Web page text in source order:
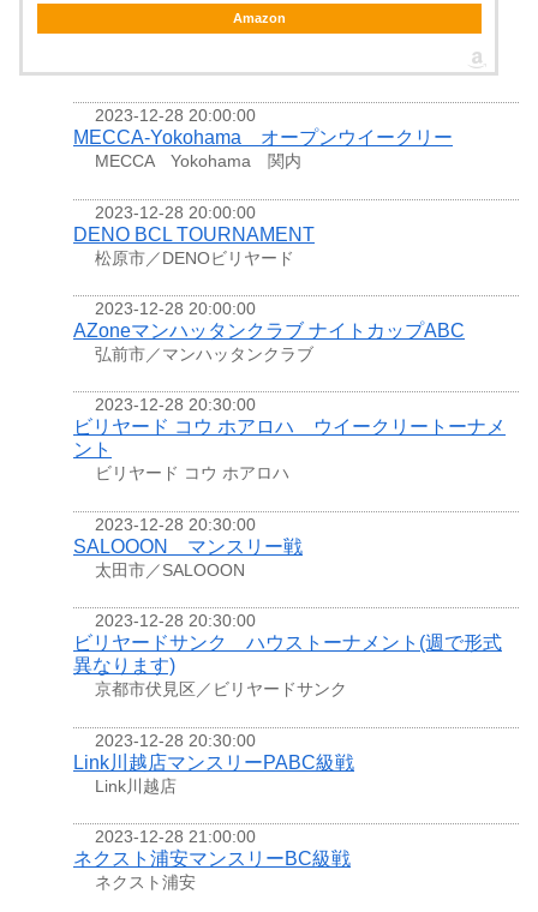
Amazon
2023-12-28 20:00:00
MECCA-Yokohama オープンウイークリー
MECCA Yokohama 関内
2023-12-28 20:00:00
DENO BCL TOURNAMENT
松原市／DENOビリヤード
2023-12-28 20:00:00
AZoneマンハッタンクラブ ナイトカップABC
弘前市／マンハッタンクラブ
2023-12-28 20:30:00
ビリヤード コウ ホアロハ ウイークリートーナメ
ント
ビリヤード コウ ホアロハ
2023-12-28 20:30:00
SALOOON マンスリー戦
太田市／SALOOON
2023-12-28 20:30:00
ビリヤードサンク ハウストーナメント(週で形式
異なります)
京都市伏見区／ビリヤードサンク
2023-12-28 20:30:00
Link川越店マンスリーPABC級戦
Link川越店
2023-12-28 21:00:00
ネクスト浦安マンスリーBC級戦
ネクスト浦安